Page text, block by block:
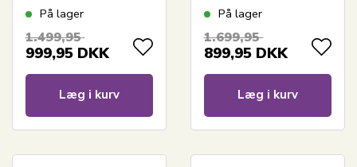
Nordic Comfort
På lager
1.499,95
999,95 DKK
Læg i kurv
Nordic Comfort
På lager
1.699,95
899,95 DKK
Læg i kurv